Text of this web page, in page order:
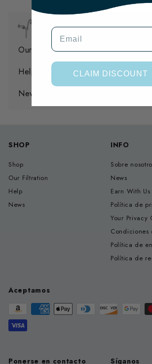
Shop
Expandir
menú
Our Filtration
Expandir
menú
Help
Expandir
menú
News
SHOP
Shop
Our Filtration
Help
News
INFO
Sobre
News
Earn With Us
Política de
Your Privacy
Condiciones
Política de
Política de
Aceptamos
Ponerse en contacto Síganos
Email
CLAIM DISCOUNT